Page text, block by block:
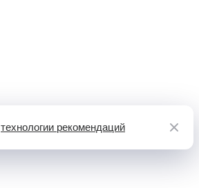
технологии рекомендаций